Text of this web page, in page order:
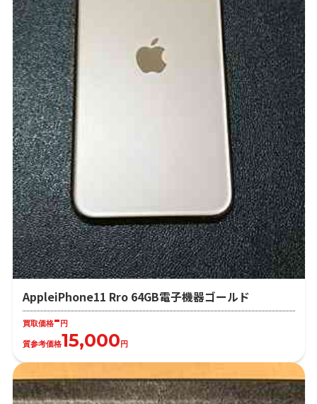
AppleiPhone11 Rro 64GB電子機器ゴールド
買取価格-円
質参考価格15,000円